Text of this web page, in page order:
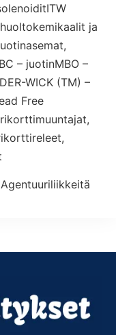
ja
– juotinMBO –
WICK (TM) –
Free